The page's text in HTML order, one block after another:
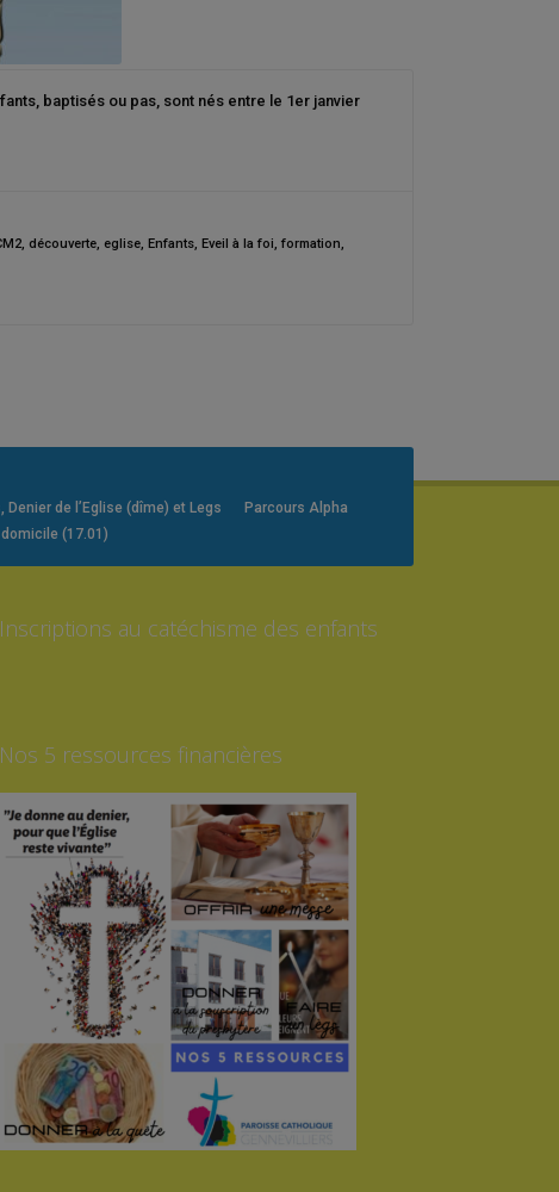
baptisés ou pas, sont nés entre le 1er janvier
, découverte, eglise, Enfants, Eveil à la foi, formation,
de l’Eglise (dîme) et Legs
Parcours Alpha
(17.01)
Inscriptions au catéchisme des enfants
Nos 5 ressources financières